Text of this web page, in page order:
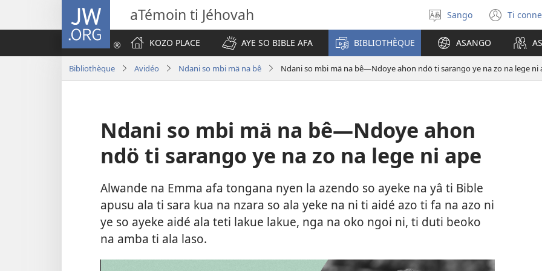
JW.ORG aTémoin ti Jéhovah
Soro
mbeni
yanga
ti
kodro
Sango Ti (zi
fini
KOZO PLACE
AYE SO BIBLE AFA BIBLIOTHÈQUE ASANGO
Bibliothèque Avidéo Ndani so mbi mä na bê Ndani so mbi mä na bê—Ndoye ahon ndö ti sarango ye na zo na lege ni
Ndani so mbi mä na bê—Ndoye ahon
ndö ti sarango ye na zo na lege ni ape
Alwande na Emma afa tongana nyen la azendo so ayeke na yâ ti Bible
apusu ala ti sara kua na nzara so ala yeke na ni ti aidé azo ti fa na azo ni
ye so ayeke aidé ala teti lakue lakue, nga na oko ngoi ni, ti duti beoko
na amba ti ala laso.